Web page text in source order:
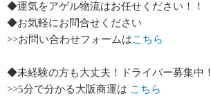
◆運気をアゲル物流はお任せください！！
◆お気軽にお問合せください
>>お問い合わせフォームはこちら
◆未経験の方も大丈夫！ドライバー募集中！
>>5分で分かる大阪商運は こちら